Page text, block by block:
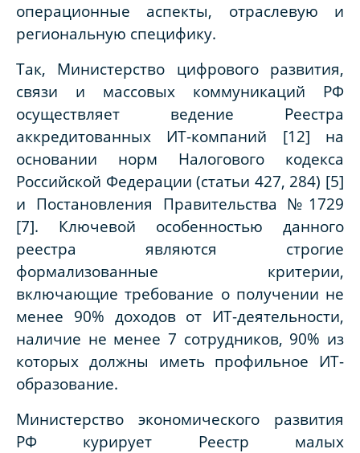
операционные аспекты, отраслевую и
региональную специфику.
Так, Министерство цифрового развития,
связи и массовых коммуникаций РФ
осуществляет ведение Реестра
аккредитованных ИТ-компаний [12] на
основании норм Налогового кодекса
Российской Федерации (статьи 427, 284) [5]
и Постановления Правительства №1729
[7]. Ключевой особенностью данного
реестра являются строгие
формализованные критерии,
включающие требование о получении не
менее 90% доходов от ИТ-деятельности,
наличие не менее 7 сотрудников, 90% из
которых должны иметь профильное ИТ-
образование.
Министерство экономического развития
РФ курирует Реестр малых